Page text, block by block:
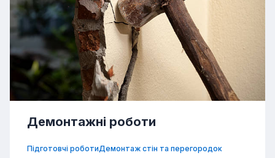
Демонтажні роботи
Підготовчі роботиДемонтаж стін та перегородок